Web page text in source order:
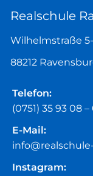
Realschule
Wilhelmstraße
88212
Telefon:
(0751) 35 93 08 –
E-Mail:
Instagram: